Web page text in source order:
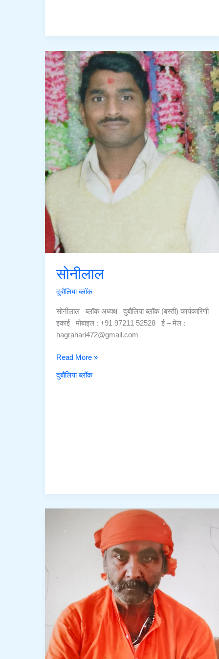
सोनीलाल
दुबौलिया ब्लॉक
सोनीलाल ब्लॉक अध्यक्ष दुबौलिया ब्लॉक (बस्ती) कार्यकारिणी
इकाई मोबाइल : +91 97211 52528 ई – मेल :
hagrahari472@gmail.com
सोनीलाल
Read More »
दुबौलिया ब्लॉक